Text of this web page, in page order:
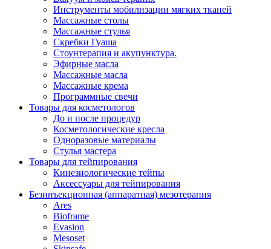
Инструменты мобилизации мягких тканей
Массажные столы
Массажные стулья
Скребки Гуаша
Стоунтерапия и акупунктура.
Эфирные масла
Массажные масла
Массажные крема
Программные свечи
Товары для косметологов
До и после процедур
Косметологические кресла
Одноразовые материалы
Стулья мастера
Товары для тейпирования
Кинезиологические тейпы
Аксессуары для тейпирования
Безинъекционная (аппаратная) мезотерапия
Ares
Bioframe
Evasion
Mesoset